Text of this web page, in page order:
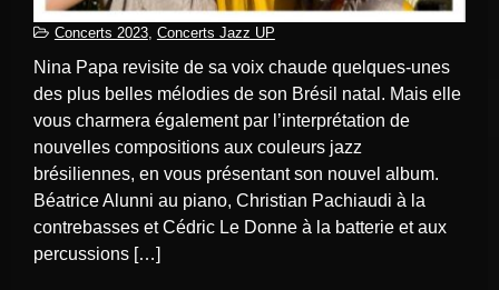
Concerts 2023, Concerts Jazz UP
Nina Papa revisite de sa voix chaude quelques-unes
des plus belles mélodies de son Brésil natal. Mais elle
vous charmera également par l’interprétation de
nouvelles compositions aux couleurs jazz
brésiliennes, en vous présentant son nouvel album.
Béatrice Alunni au piano, Christian Pachiaudi à la
contrebasses et Cédric Le Donne à la batterie et aux
percussions […]